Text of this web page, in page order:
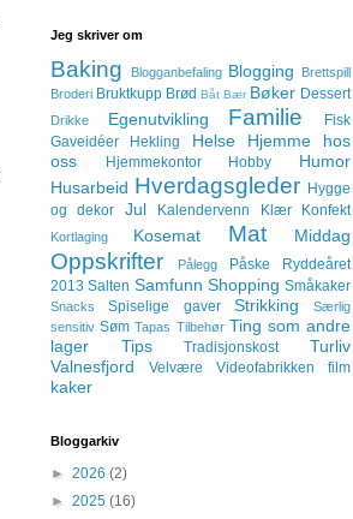
Jeg skriver om
Baking Blogganbefaling Blogging
Brettspill
Broderi Bruktkupp Brød Båt Bær Bøker Dessert
Drikke Egenutvikling Familie
Fisk
Gaveidéer
Hekling Helse
Hjemme hos
oss
Hjemmekontor Hobby
Humor
Husarbeid Hverdagsgleder Hygge
og dekor
Jul Kalendervenn Klær Konfekt
Kortlaging Kosemat Mat Middag
Oppskrifter Pålegg Påske
Ryddeåret
2013 Salten Samfunn Shopping Småkaker
Snacks Spiselige gaver Strikking
Særlig
sensitiv Søm Tapas Tilbehør Ting som andre
lager
Tips Tradisjonskost
Turliv
Valnesfjord
Velvære Videofabrikken film
kaker
Bloggarkiv
► 2026 (2)
► 2025 (16)